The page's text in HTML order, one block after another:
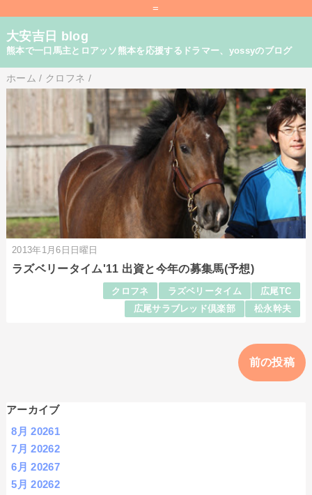
=
大安吉日 blog
熊本で一口馬主とロアッソ熊本を応援するドラマー、yossyのブログ
ホーム / クロフネ /
2013年1月6日日曜日
ラズベリータイム'11 出資と今年の募集馬(予想)
クロフネ ラズベリータイム
広尾TC
広尾サラブレッド倶楽部
松永幹夫
前の投稿
アーカイブ
8月 20261
7月 20262
6月 20267
5月 20262